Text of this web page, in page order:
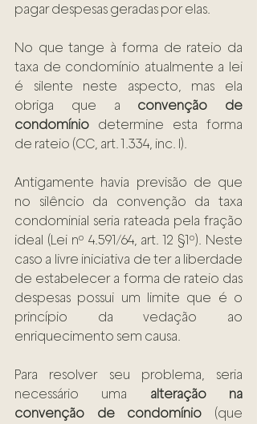
pagar despesas geradas por elas.
No que tange à forma de rateio da
taxa de condomínio atualmente a lei
é silente neste aspecto, mas ela
obriga que a convenção de
condomínio determine esta forma
de rateio (CC, art. 1.334, inc. I).
Antigamente havia previsão de que
no silêncio da convenção da taxa
condominial seria rateada pela fração
ideal (Lei nº 4.591/64, art. 12 §1º). Neste
caso a livre iniciativa de ter a liberdade
de estabelecer a forma de rateio das
despesas possui um limite que é o
princípio da vedação ao
enriquecimento sem causa.
Para resolver seu problema, seria
necessário uma alteração na
convenção de condomínio (que